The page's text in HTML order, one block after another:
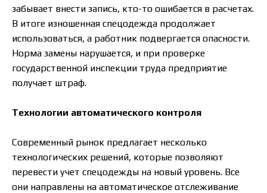
забывает внести запись, кто-то ошибается в расчетах.
В итоге изношенная спецодежда продолжает
использоваться, а работник подвергается опасности.
Норма замены нарушается, и при проверке
государственной инспекции труда предприятие
получает штраф.
Технологии автоматического контроля
Современный рынок предлагает несколько
технологических решений, которые позволяют
перевести учет спецодежды на новый уровень. Все
они направлены на автоматическое отслеживание